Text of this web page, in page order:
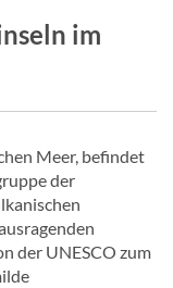
im
Meer, befindet
der
der UNESCO zum